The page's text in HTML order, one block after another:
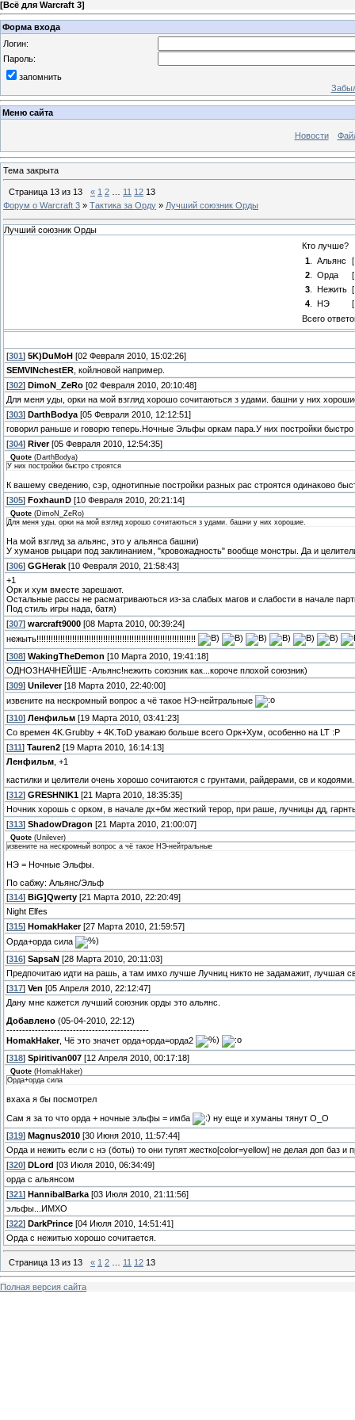
[Всё для Warcraft 3]
Форма входа
Логин:
Пароль:
запомнить
Меню сайта
Новости
Тема закрыта
Страница 13 из 13 « 1 2 11 12 13
Форум о Warcraft 3 » Тактика за Орду » Лучший союзник Орды
Лучший союзник Орды
Кто лучше?
1. Альянс
2. Орда
3. Нежить
4. НЭ
Всего
[301 ] 5K)DuMoH [02 Февраля 2010, 15:02:26]
SEMVINchestER , койлновой например.
[302] DimoN_ZeRo [02 Февраля 2010, 20:10:48]
Для меня уды, орки на мой взгляд хорошо сочитаються з удами. башни у них
[303] DarthBodya [05 Февраля 2010, 12:12:51]
говорил раньше и говорю теперь.Ночные Эльфы оркам пара.У них постройки быстро
[304] River[05 Февраля 2010, 12:54:35]
Quote (DarthBodya)
У них постройки быстро строятся
К вашему сведению, сэр, однотипные постройки разных рас строятся одинаково
[305] FoxhaunD [10 Февраля 2010, 20:21:14]
Quote (DimoN_ZeRo)
Для меня уды, орки на мой взгляд хорошо сочитаються з удами. башни у них хорошие.
На мой взгляд за альянс, это у альянса башни)
У хуманов рыцари под заклинанием, "кровожадность" вообще монстры. Да и
[306] GGHerak [10 Февраля 2010, 21:58:43]
+1
Орк и хум вместе зарешают.
Остальные рассы не расматриваються из-за слабых магов и слабости в начале
Под стиль игры нада, батя)
[307] warcraft9000 [08 Марта 2010, 00:39:24]
нежыть!!!!!!!!!!!!!!!!!!!!!!!!!!!!!!!!!!!!!!!!!!!!!!!!!!!!!!!!!!!!!!!!!!!
[308] WakingTheDemon [10 Марта 2010, 19:41:18]
ОДНОЗНАЧНЕЙШЕ -Альянс!нежить союзник как...короче плохой союзник)
[309] Unilever[18 Марта 2010, 22:40:00]
извените на нескромный вопрос а чё такое НЭ-нейтральные
[310] Ленфильм [19 Марта 2010, 03:41:23]
Со времен 4K.Grubby + 4K.ToD уважаю больше всего Орк+Хум, особенно на LT :P
[311 ] Tauren2 [19 Марта 2010, 16:14:13]
Ленфильм , +1
кастилки и целители очень хорошо сочитаются с грунтами, райдерами, св и кодоями.
[312] GRESHNIK1 [21 Марта 2010, 18:35:35]
Ночник хорошь с орком, в начале дх+бм жесткий терор, при раше, лучницы дд,
[313] ShadowDragon [21 Марта 2010, 21:00:07]
Quote (Unilever)
извените на нескромный вопрос а чё такое НЭ-нейтральные
НЭ = Ночные Эльфы.
По сабжу: Альянс/Эльф
[314] BiG]Qwerty [21 Марта 2010, 22:20:49]
Night Elfes
[315] HomakHaker[27 Марта 2010, 21:59:57]
Орда+орда сила
[316] SapsaN [28 Марта 2010, 20:11:03]
Предпочитаю идти на рашь, а там имхо лучше Лучниц никто не задамажит, лучшая
[317] Ven [05 Апреля 2010, 22:12:47]
Дану мне кажется лучший союзник орды это альянс.
Добавлено (05-04-2010, 22:12)
---------------------------------------------
HomakHaker, Чё это значет орда+орда=орда2
[318] Spiritivan007 [12 Апреля 2010, 00:17:18]
Quote (HomakHaker)
Орда+орда сила
вхаха я бы посмотрел
Сам я за то что орда + ночные эльфы = имба
ну еще и хуманы тянут О_О
[319] Magnus2010 [30 Июня 2010, 11:57:44]
Орда и нежить если с нэ (боты) то они тупят жестко[color=yellow] не делая доп баз и
[320] DLord [03 Июля 2010, 06:34:49]
орда с альянсом
[321 ] HannibalBarka [03 Июля 2010, 21:11:56]
эльфы...ИМХО
[322] DarkPrince [04 Июля 2010, 14:51:41]
Орда с нежитью хорошо сочитается.
Страница 13 из 13 « 1 2 11 12 13
Полная версия сайта